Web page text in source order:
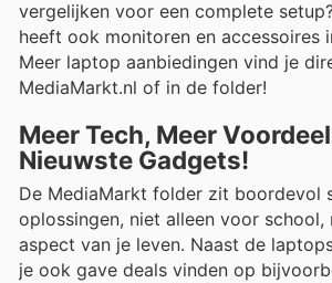
vergelijken voor een complete
heeft ook monitoren en accessoires
Meer laptop aanbiedingen vind je
MediaMarkt.nl of in de folder!
Meer Tech, Meer
Nieuwste Gadgets!
De MediaMarkt folder zit boordevol
oplossingen, niet alleen voor school,
aspect van je leven. Naast de
je ook gave deals vinden op